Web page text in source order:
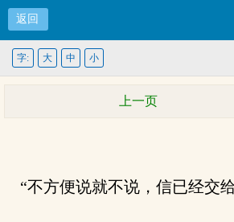
返回
字: 大 中 小
上一页
“不方便说就不说，信已经交